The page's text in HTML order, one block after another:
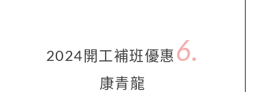
2024 開工補班 優惠 6.
康青龍